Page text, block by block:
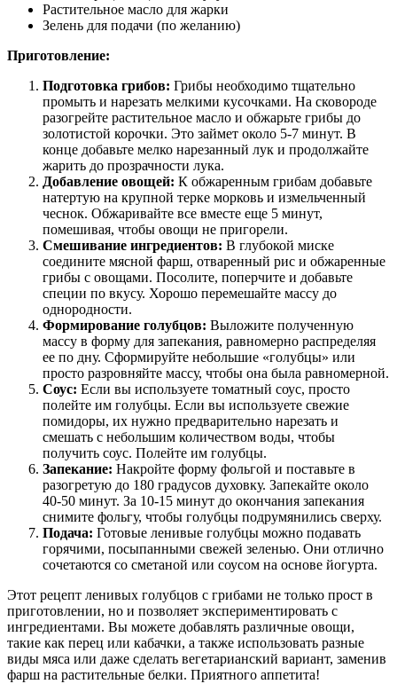
Растительное масло для жарки
Зелень для подачи (по желанию)
Приготовление:
Подготовка грибов: Грибы необходимо тщательно
промыть и нарезать мелкими кусочками. На сковороде
разогрейте растительное масло и обжарьте грибы до
золотистой корочки. Это займет около 5-7 минут. В
конце добавьте мелко нарезанный лук и продолжайте
жарить до прозрачности лука.
Добавление овощей: К обжаренным грибам добавьте
натертую на крупной терке морковь и измельченный
чеснок. Обжаривайте все вместе еще 5 минут,
помешивая, чтобы овощи не пригорели.
Смешивание ингредиентов: В глубокой миске
соедините мясной фарш, отваренный рис и обжаренные
грибы с овощами. Посолите, поперчите и добавьте
специи по вкусу. Хорошо перемешайте массу до
однородности.
Формирование голубцов: Выложите полученную
массу в форму для запекания, равномерно распределяя
ее по дну. Сформируйте небольшие «голубцы» или
просто разровняйте массу, чтобы она была равномерной.
Соус: Если вы используете томатный соус, просто
полейте им голубцы. Если вы используете свежие
помидоры, их нужно предварительно нарезать и
смешать с небольшим количеством воды, чтобы
получить соус. Полейте им голубцы.
Запекание: Накройте форму фольгой и поставьте в
разогретую до 180 градусов духовку. Запекайте около
40-50 минут. За 10-15 минут до окончания запекания
снимите фольгу, чтобы голубцы подрумянились сверху.
Подача: Готовые ленивые голубцы можно подавать
горячими, посыпанными свежей зеленью. Они отлично
сочетаются со сметаной или соусом на основе йогурта.
Этот рецепт ленивых голубцов с грибами не только прост в
приготовлении, но и позволяет экспериментировать с
ингредиентами. Вы можете добавлять различные овощи,
такие как перец или кабачки, а также использовать разные
виды мяса или даже сделать вегетарианский вариант, заменив
фарш на растительные белки. Приятного аппетита!